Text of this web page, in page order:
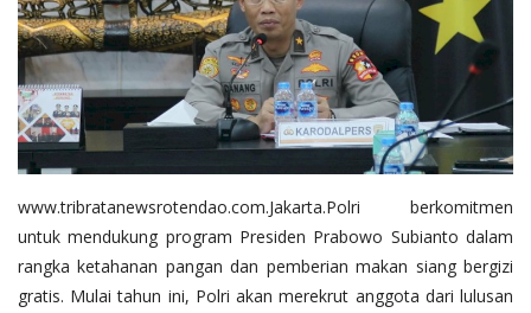
Binmas
www.tribratanewsrotendao.com.Jakarta.Polri berkomitmen
untuk mendukung program Presiden Prabowo Subianto dalam
rangka ketahanan pangan dan pemberian makan siang bergizi
gratis. Mulai tahun ini, Polri akan merekrut anggota dari lulusan